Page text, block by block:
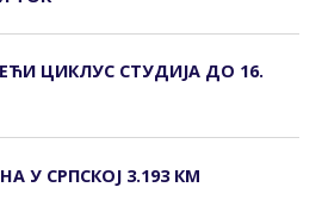
ЦИКЛУС СТУДИЈА ДО 16.
У СРПСКОЈ 3.193 КМ